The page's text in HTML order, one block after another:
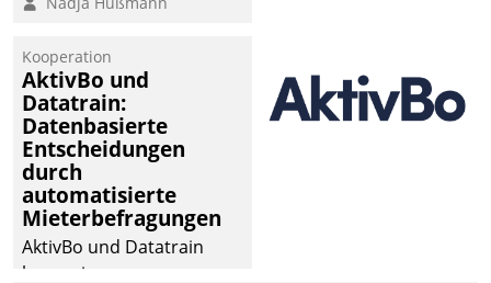
Vergabe und Verwaltung
operativen
Instandhaltung in die
SAP-Systemlandschaft
deutscher
Wohnungsunternehmen
– und beschleunigt damit
den Weg vom
Mieteranliegen zum
Kooperation
AktivBo und
Datatrain:
Datenbasierte
Entscheidungen
durch
automatisierte
Mieterbefragungen
AktivBo und Datatrain
kooperieren –